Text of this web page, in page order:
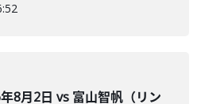
8月2日 vs 富山智帆（リン